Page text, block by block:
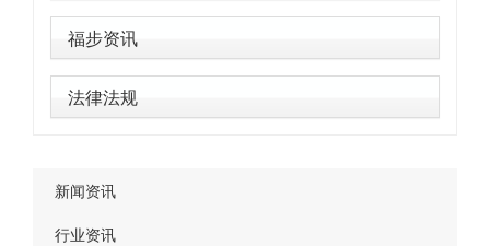
福步资讯
法律法规
新闻资讯
行业资讯